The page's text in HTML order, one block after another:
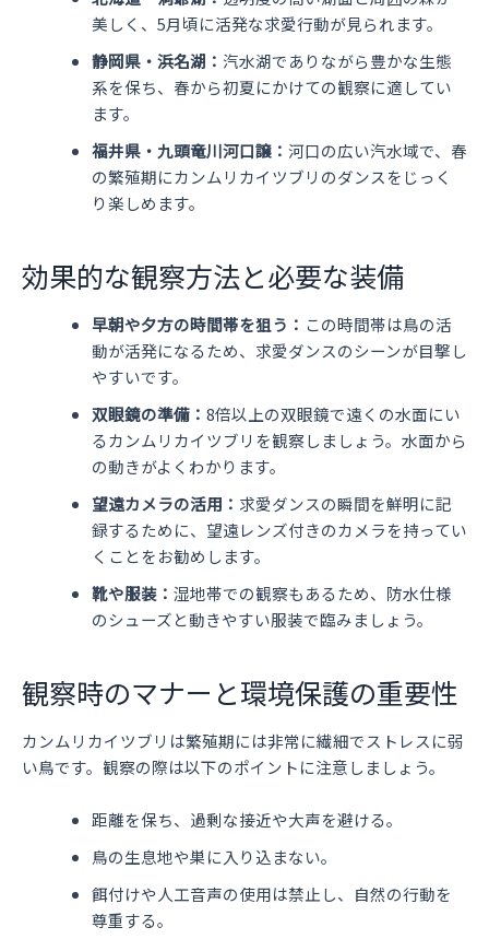
美しく、5月頃に活発な求愛行動が見られます。
静岡県・浜名湖： 汽水湖でありながら豊かな生態
系を保ち、春から初夏にかけての観察に適してい
ます。
福井県・九頭竜川河口譲： 河口の広い汽水域で、春
の繁殖期にカンムリカイツブリのダンスをじっく
り楽しめます。
効果的な観察方法と必要な装備
早朝や夕方の時間帯を狙う： この時間帯は鳥の活
動が活発になるため、求愛ダンスのシーンが目撃し
やすいです。
双眼鏡の準備： 8倍以上の双眼鏡で遠くの水面にい
るカンムリカイツブリを観察しましょう。水面から
の動きがよくわかります。
望遠カメラの活用： 求愛ダンスの瞬間を鮮明に記
録するために、望遠レンズ付きのカメラを持ってい
くことをお勧めします。
靴や服装： 湿地帯での観察もあるため、防水仕様
のシューズと動きやすい服装で臨みましょう。
観察時のマナーと環境保護の重要性
カンムリカイツブリは繁殖期には非常に繊細でストレスに弱
い鳥です。観察の際は以下のポイントに注意しましょう。
距離を保ち、過剰な接近や大声を避ける。
鳥の生息地や巣に入り込まない。
餌付けや人工音声の使用は禁止し、自然の行動を
尊重する。